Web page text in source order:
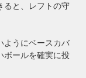
ると、レフトの守
ようにベースカバ
ボールを確実に投